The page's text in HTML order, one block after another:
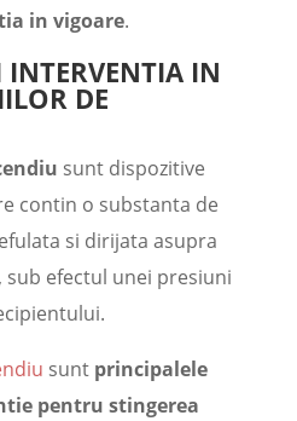
in vigoare.
INTERVENTIA IN
DE
sunt dispozitive
contin o substanta de
si dirijata asupra
efectul unei presiuni
sunt principalele
pentru stingerea